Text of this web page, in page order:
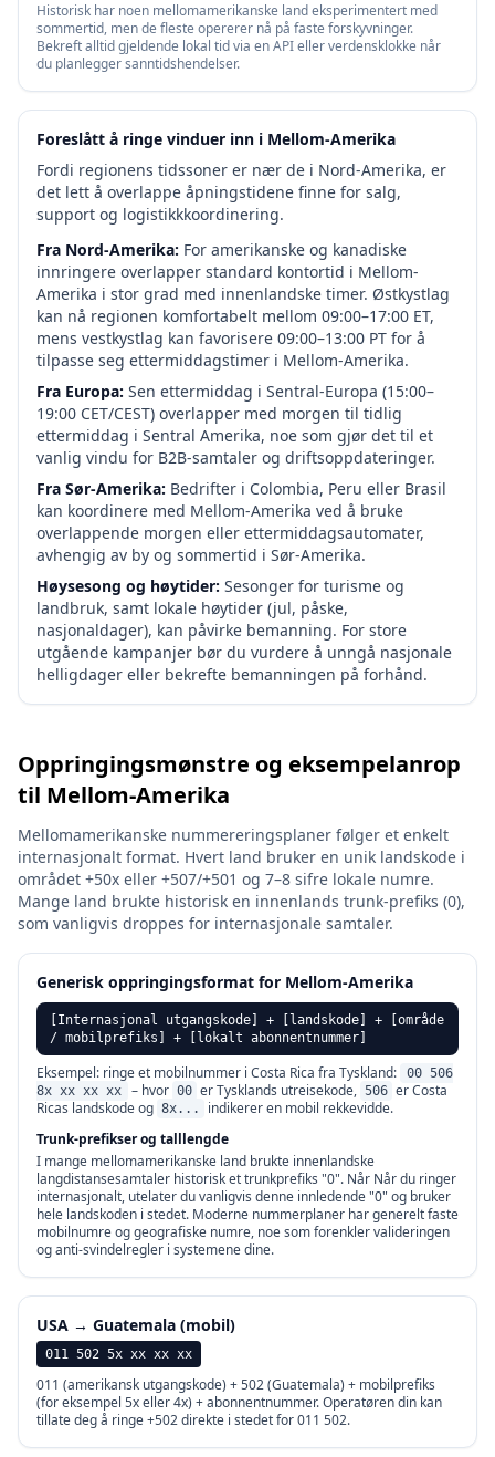
Historisk har noen mellomamerikanske land eksperimentert med
sommertid, men de fleste opererer nå på faste forskyvninger.
Bekreft alltid gjeldende lokal tid via en API eller verdensklokke når
du planlegger sanntidshendelser.
Foreslått å ringe vinduer inn i Mellom-Amerika
Fordi regionens tidssoner er nær de i Nord-Amerika, er
det lett å overlappe åpningstidene finne for salg,
support og logistikkkoordinering.
Fra Nord-Amerika: For amerikanske og kanadiske
innringere overlapper standard kontortid i Mellom-
Amerika i stor grad med innenlandske timer. Østkystlag
kan nå regionen komfortabelt mellom 09:00–17:00 ET,
mens vestkystlag kan favorisere 09:00–13:00 PT for å
tilpasse seg ettermiddagstimer i Mellom-Amerika.
Fra Europa: Sen ettermiddag i Sentral-Europa (15:00–
19:00 CET/CEST) overlapper med morgen til tidlig
ettermiddag i Sentral Amerika, noe som gjør det til et
vanlig vindu for B2B-samtaler og driftsoppdateringer.
Fra Sør-Amerika: Bedrifter i Colombia, Peru eller Brasil
kan koordinere med Mellom-Amerika ved å bruke
overlappende morgen eller ettermiddagsautomater,
avhengig av by og sommertid i Sør-Amerika.
Høysesong og høytider: Sesonger for turisme og
landbruk, samt lokale høytider (jul, påske,
nasjonaldager), kan påvirke bemanning. For store
utgående kampanjer bør du vurdere å unngå nasjonale
helligdager eller bekrefte bemanningen på forhånd.
Oppringingsmønstre og eksempelanrop
til Mellom-Amerika
Mellomamerikanske nummereringsplaner følger et enkelt
internasjonalt format. Hvert land bruker en unik landskode i
området +50x eller +507/+501 og 7–8 sifre lokale numre.
Mange land brukte historisk en innenlands trunk-prefiks (0),
som vanligvis droppes for internasjonale samtaler.
Generisk oppringingsformat for Mellom-Amerika
[Internasjonal utgangskode] + [landskode] + [område
/ mobilprefiks] + [lokalt abonnentnummer]
Eksempel: ringe et mobilnummer i Costa Rica fra Tyskland:
00 506
8x xx xx xx
– hvor 00 er Tysklands utreisekode, 506 er Costa
Ricas landskode og 8x...
indikerer en mobil rekkevidde.
Trunk-prefikser og talllengde
I mange mellomamerikanske land brukte innenlandske
langdistansesamtaler historisk et trunkprefiks "0". Når Når du ringer
internasjonalt, utelater du vanligvis denne innledende "0" og bruker
hele landskoden i stedet. Moderne nummerplaner har generelt faste
mobilnumre og geografiske numre, noe som forenkler valideringen
og anti-svindelregler i systemene dine.
USA → Guatemala (mobil)
011 502 5x xx xx xx
011 (amerikansk utgangskode) + 502 (Guatemala) + mobilprefiks
(for eksempel 5x eller 4x) + abonnentnummer. Operatøren din kan
tillate deg å ringe +502 direkte i stedet for 011 502.